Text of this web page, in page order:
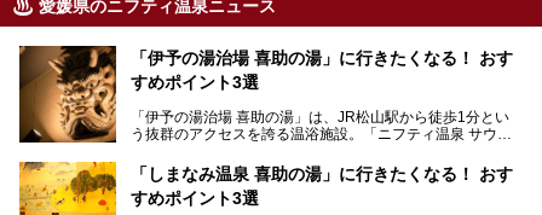
愛媛県のニフティ温泉ニュース
「伊予の湯治場 喜助の湯」に行きたくなる！ おす
すめポイント3選
「伊予の湯治場 喜助の湯」は、JR松山駅から徒歩1分とい
う抜群のアクセスを誇る温浴施設。「ニフティ温泉 サウナ
ナーが訪れる人気スポットです。天然温泉・サウナ・岩盤
浴・食事・宿泊まで“癒しのすべて”がそろう人気施設の中で
も、特におすすめしたい3つのポイントについて厳選してお
「しまなみ温泉 喜助の湯」に行きたくなる！ おす
すめポイント3選